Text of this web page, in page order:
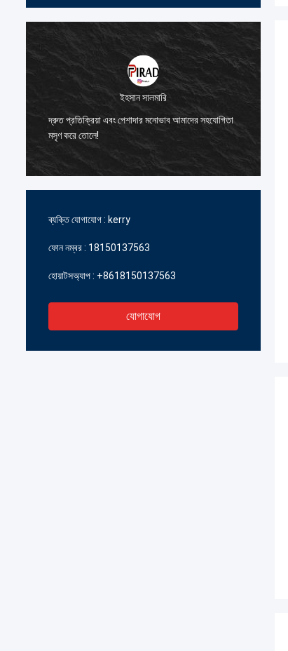
ইহসান সালমারি
দ্রুত প্রতিক্রিয়া এবং পেশাদার মনোভাব আমাদের সহযোগিতা
মসৃণ করে তোলে!
ব্যক্তি যোগাযোগ : kerry
ফোন নম্বর : 18150137563
হোয়াটসঅ্যাপ : +8618150137563
যোগাযোগ